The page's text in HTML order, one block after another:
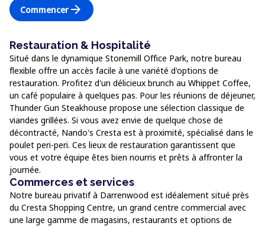
Commencerarrow_forward
Restauration & Hospitalité
Situé dans le dynamique Stonemill Office Park, notre bureau
flexible offre un accès facile à une variété d'options de
restauration. Profitez d'un délicieux brunch au Whippet Coffee,
un café populaire à quelques pas. Pour les réunions de déjeuner,
Thunder Gun Steakhouse propose une sélection classique de
viandes grillées. Si vous avez envie de quelque chose de
décontracté, Nando's Cresta est à proximité, spécialisé dans le
poulet peri-peri. Ces lieux de restauration garantissent que
vous et votre équipe êtes bien nourris et prêts à affronter la
journée.
Commerces et services
Notre bureau privatif à Darrenwood est idéalement situé près
du Cresta Shopping Centre, un grand centre commercial avec
une large gamme de magasins, restaurants et options de